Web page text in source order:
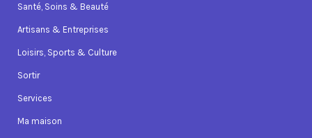
Santé, Soins & Beauté
Artisans & Entreprises
Loisirs, Sports & Culture
Sortir
Services
Ma maison